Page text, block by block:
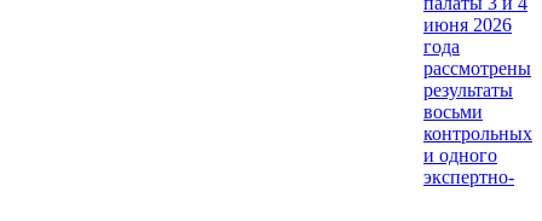
июня 2026
года
рассмотрены
результаты
восьми
контрольных
и одного
экспертно-